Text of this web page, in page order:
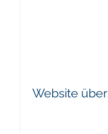
Website